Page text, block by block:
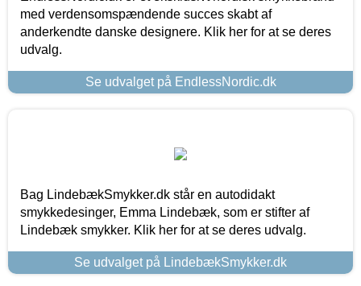
med verdensomspændende succes skabt af
anderkendte danske designere. Klik her for at se deres
udvalg.
Se udvalget på EndlessNordic.dk
Bag LindebækSmykker.dk står en autodidakt
smykkedesinger, Emma Lindebæk, som er stifter af
Lindebæk smykker. Klik her for at se deres udvalg.
Se udvalget på LindebækSmykker.dk